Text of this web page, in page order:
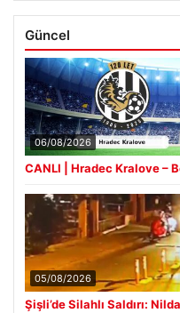
Güncel
06/08/2026
CANLI | Hradec Kralove –
05/08/2026
Şişli’de Silahlı Saldırı: